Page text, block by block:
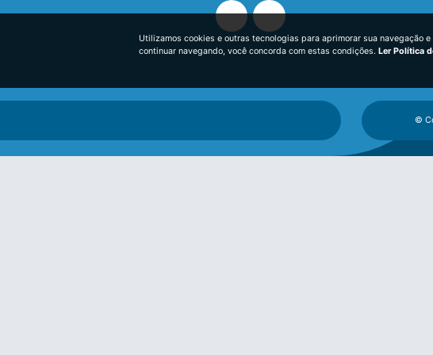
©
Utilizamos cookies e outras tecnologias para aprimorar sua navegação
continuar navegando, você concorda com estas condições. Ler Política